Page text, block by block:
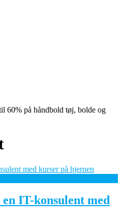
60% på håndbold tøj, bolde og
IT-konsulent med